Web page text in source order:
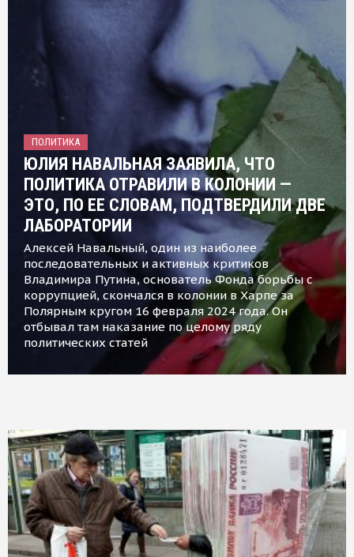
ПОЛИТИКА
ЮЛИЯ НАВАЛЬНАЯ ЗАЯВИЛА, ЧТО
ПОЛИТИКА ОТРАВИЛИ В КОЛОНИИ —
ЭТО, ПО ЕЕ СЛОВАМ, ПОДТВЕРДИЛИ ДВЕ
ЛАБОРАТОРИИ
Алексей Навальный, один из наиболее
последовательных и активных критиков
Владимира Путина, основатель Фонда борьбы с
коррупцией, скончался в колонии в Харпе за
Полярным кругом 16 февраля 2024 года. Он
отбывал там наказание по целому ряду
политических статей